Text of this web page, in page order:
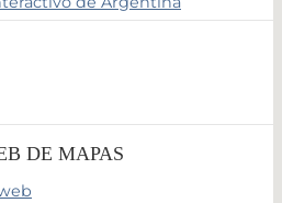
DE MAPAS